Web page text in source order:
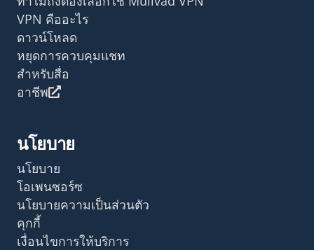
VPN คืออะไร
ดาวน์โหลด
หยุดการควบคุมแชท
สำหรับสื่อ
อาชีพ
นโยบาย
นโยบาย
โอเพนซอร์ซ
นโยบายความเป็นส่วนตัว
คุกกี้
เงื่อนไขการให้บริการ